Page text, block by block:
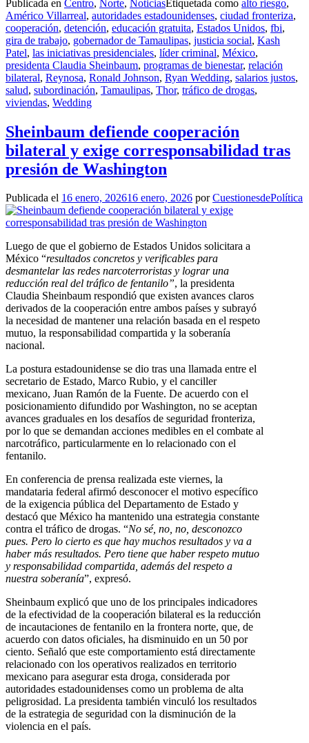
Publicada en Centro, Norte, NoticiasEtiquetada como alto riesgo,
Américo Villarreal, autoridades estadounidenses, ciudad fronteriza,
cooperación, detención, educación gratuita, Estados Unidos, fbi,
gira de trabajo, gobernador de Tamaulipas, justicia social, Kash
Patel, las iniciativas presidenciales, líder criminal, México,
presidenta Claudia Sheinbaum, programas de bienestar, relación
bilateral, Reynosa, Ronald Johnson, Ryan Wedding, salarios justos,
salud, subordinación, Tamaulipas, Thor, tráfico de drogas,
viviendas, Wedding
Sheinbaum defiende cooperación
bilateral y exige corresponsabilidad tras
presión de Washington
Publicada el 16 enero, 202616 enero, 2026 porCuestionesdePolítica
Luego de que el gobierno de Estados Unidos solicitara a
México “resultados concretos y verificables para
desmantelar las redes narcoterroristas y lograr una
reducción real del tráfico de fentanilo”, la presidenta
Claudia Sheinbaum respondió que existen avances claros
derivados de la cooperación entre ambos países y subrayó
la necesidad de mantener una relación basada en el respeto
mutuo, la responsabilidad compartida y la soberanía
nacional.
La postura estadounidense se dio tras una llamada entre el
secretario de Estado, Marco Rubio, y el canciller
mexicano, Juan Ramón de la Fuente. De acuerdo con el
posicionamiento difundido por Washington, no se aceptan
avances graduales en los desafíos de seguridad fronteriza,
por lo que se demandan acciones medibles en el combate al
narcotráfico, particularmente en lo relacionado con el
fentanilo.
En conferencia de prensa realizada este viernes, la
mandataria federal afirmó desconocer el motivo específico
de la exigencia pública del Departamento de Estado y
destacó que México ha mantenido una estrategia constante
contra el tráfico de drogas. “No sé, no, no, desconozco
pues. Pero lo cierto es que hay muchos resultados y va a
haber más resultados. Pero tiene que haber respeto mutuo
y responsabilidad compartida, además del respeto a
nuestra soberanía”, expresó.
Sheinbaum explicó que uno de los principales indicadores
de la efectividad de la cooperación bilateral es la reducción
de incautaciones de fentanilo en la frontera norte, que, de
acuerdo con datos oficiales, ha disminuido en un 50 por
ciento. Señaló que este comportamiento está directamente
relacionado con los operativos realizados en territorio
mexicano para asegurar esta droga, considerada por
autoridades estadounidenses como un problema de alta
peligrosidad. La presidenta también vinculó los resultados
de la estrategia de seguridad con la disminución de la
violencia en el país.